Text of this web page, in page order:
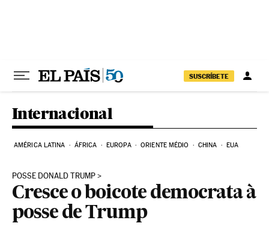
SUSCRÍBETE
Internacional
AMÉRICA LATINA ÁFRICA EUROPA ORIENTE MÉDIO CHINA EUA
POSSE DONALD TRUMP
Cresce o boicote democrata à
posse de Trump